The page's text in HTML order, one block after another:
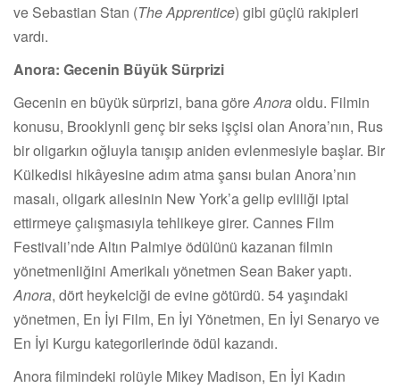
ve Sebastian Stan (The Apprentice) gibi güçlü rakipleri
vardı.
Anora: Gecenin Büyük Sürprizi
Gecenin en büyük sürprizi, bana göreAnoraoldu. Filmin
konusu, Brooklynli genç bir seks işçisi olan Anora’nın, Rus
bir oligarkın oğluyla tanışıp aniden evlenmesiyle başlar. Bir
Külkedisi hikâyesine adım atma şansı bulan Anora’nın
masalı, oligark ailesinin New York’a gelip evliliği iptal
ettirmeye çalışmasıyla tehlikeye girer. Cannes Film
Festivali’nde Altın Palmiye ödülünü kazanan filmin
yönetmenliğini Amerikalı yönetmen Sean Baker yaptı.
Anora, dört heykelciği de evine götürdü. 54 yaşındaki
yönetmen, En İyi Film, En İyi Yönetmen, En İyi Senaryo ve
En İyi Kurgu kategorilerinde ödül kazandı.
Anora filmindeki rolüyle Mikey Madison, En İyi Kadın